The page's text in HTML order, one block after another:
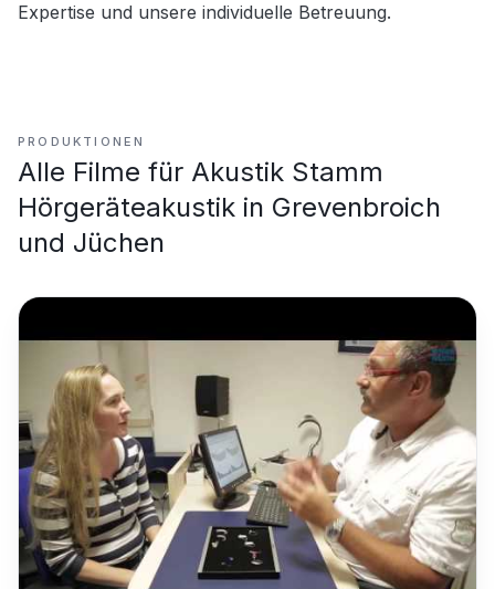
Expertise und unsere individuelle Betreuung.
PRODUKTIONEN
Alle Filme für Akustik Stamm
Hörgeräteakustik in Grevenbroich
und Jüchen